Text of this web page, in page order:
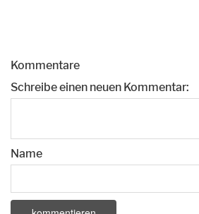
Kommentare
Schreibe einen neuen Kommentar:
Name